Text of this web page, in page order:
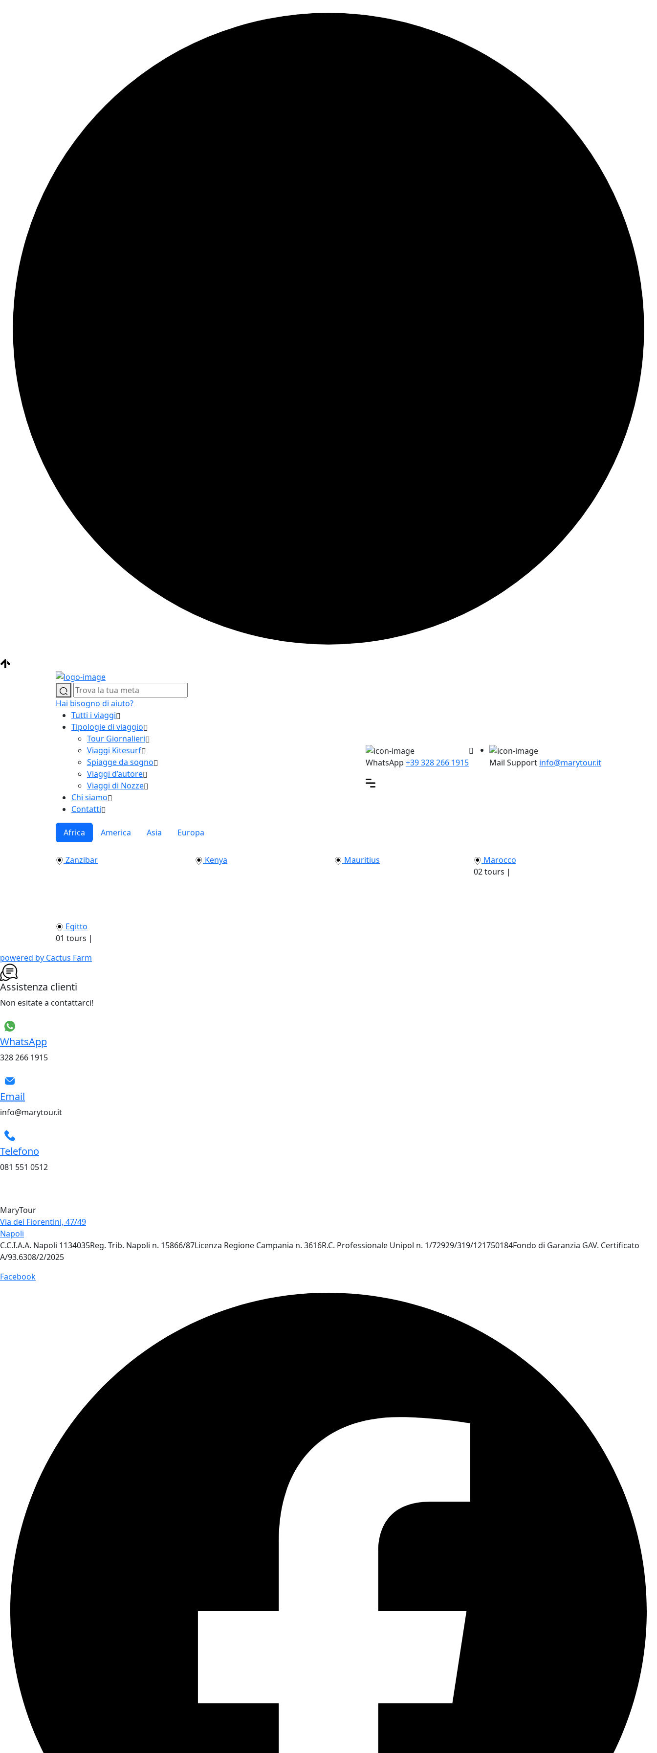
Hai bisogno di aiuto?
Tutti i viaggi
Tipologie di viaggio
Tour Giornalieri
Viaggi Kitesurf
Spiagge da sogno
Viaggi d’autore
Viaggi di Nozze
Chi siamo
Contatti
WhatsApp +39 328 266 1915 Mail Support info@marytour.it
Africa America Asia Europa
Zanzibar Kenya Mauritius
Marocco
02 tours |
Egitto
01 tours |
powered by Cactus Farm
Assistenza clienti
Non esitate a contattarci!
WhatsApp
328 266 1915
Email
info@marytour.it
Telefono
081 551 0512
MaryTour
Via dei Fiorentini, 47/49
Napoli
C.C.I.A.A. Napoli 1134035Reg. Trib. Napoli n. 15866/87Licenza Regione Campania n. 3616R.C. Professionale Unipol n. 1/72929/319/121750184Fondo di Garanzia GAV. Certificato
A/93.6308/2/2025
Facebook